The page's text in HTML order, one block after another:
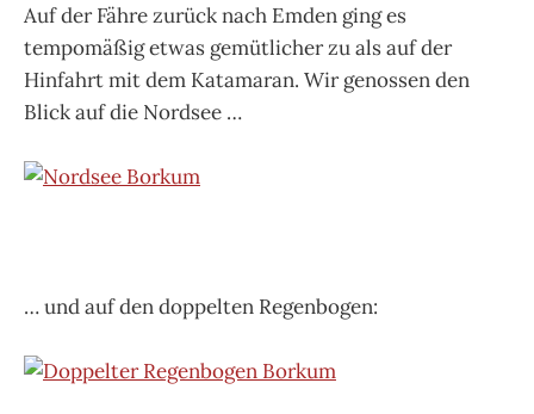
Auf der Fähre zurück nach Emden ging es
tempomäßig etwas gemütlicher zu als auf der
Hinfahrt mit dem Katamaran. Wir genossen den
Blick auf die Nordsee …
… und auf den doppelten Regenbogen: